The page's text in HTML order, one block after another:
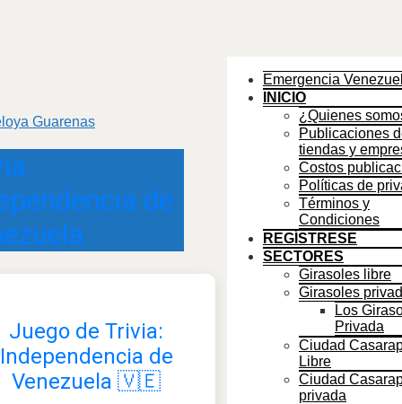
de
Juego de Trivia:
Independencia de
Venezuela 🇻🇪
Emergencia
INICIO
¿Quienes
Publicaciones
tiendas y
Costos
Políticas de
Términos y
Condiciones
REGÍSTRESE
SECTORES
Girasoles libre
Girasoles
Los
Privada
Ciudad
Libre
Ciudad
privada